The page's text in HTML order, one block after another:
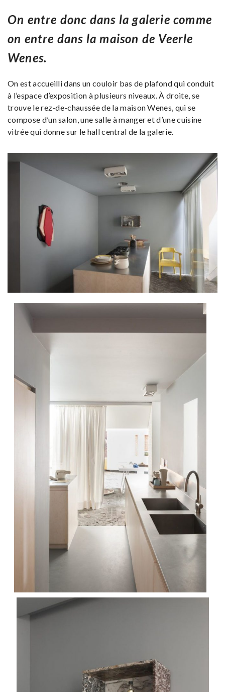
On entre donc dans la galerie comme
on entre dans la maison de Veerle
Wenes.
On est accueilli dans un couloir bas de plafond qui conduit
à l’espace d’exposition à plusieurs niveaux. À droite, se
trouve le rez-de-chaussée de la maison Wenes, qui se
compose d’un salon, une salle à manger et d’une cuisine
vitrée qui donne sur le hall central de la galerie.